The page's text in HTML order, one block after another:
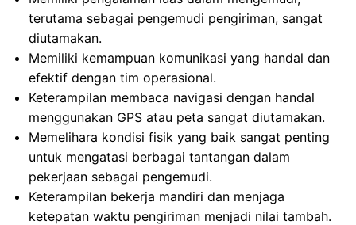
terutama sebagai pengemudi pengiriman, sangat
diutamakan.
Memiliki kemampuan komunikasi yang handal dan
efektif dengan tim operasional.
Keterampilan membaca navigasi dengan handal
menggunakan GPS atau peta sangat diutamakan.
Memelihara kondisi fisik yang baik sangat penting
untuk mengatasi berbagai tantangan dalam
pekerjaan sebagai pengemudi.
Keterampilan bekerja mandiri dan menjaga
ketepatan waktu pengiriman menjadi nilai tambah.